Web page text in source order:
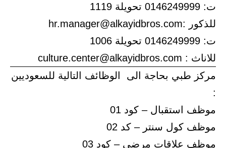
ت: 0146249999 تحويلة 1119
للذكور :hr.manager@alkayidbros.com
ت: 0146249999 تحويلة 1006
للاناث : culture.center@alkayidbros.com
مركز طبي بحاجة الى الوظائف التالية للسعوديين
:
موظف استقبال – كود 01
موظف كول سنتر – كد 02
موظف علاقات مرضى – كود 03